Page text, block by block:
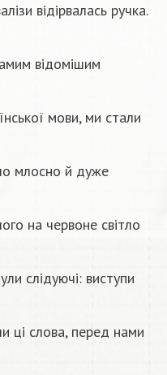
відірвалась ручка.
відомішим
мови, ми стали
млосно й дуже
на червоне світло
слідуючі: виступи
ці слова, перед нами